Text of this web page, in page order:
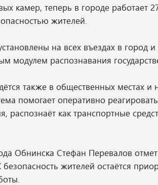
камер, теперь в городе работает
жителей.
на всех въездах в город
модулем распознавания
также в общественных местах и
помогает оперативно
распознаёт как транспортные
Обнинска Стефан Перевалов
жителей остаётся